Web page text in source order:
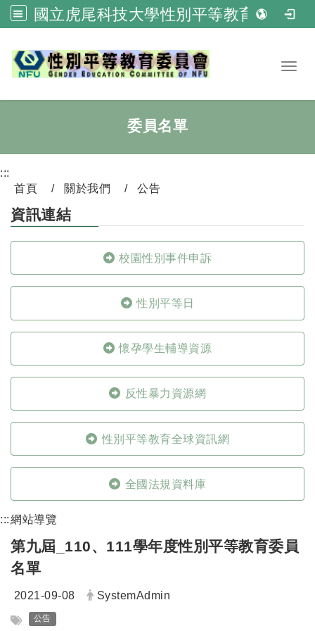
國立虎尾科技大學性別平等教育委員會
委員名單
:::
首頁
關於我們 公告
資訊連結
校園性別事件申訴
性別平等日
懷孕學生輔導資源
反性暴力資源網
性別平等教育全球資訊網
全國法規資料庫
:::網站導覽
第九屆_110、111學年度性別平等教育委員
名單
日期：
2021-09-08 發布者：
SystemAdmin
標籤：
公告